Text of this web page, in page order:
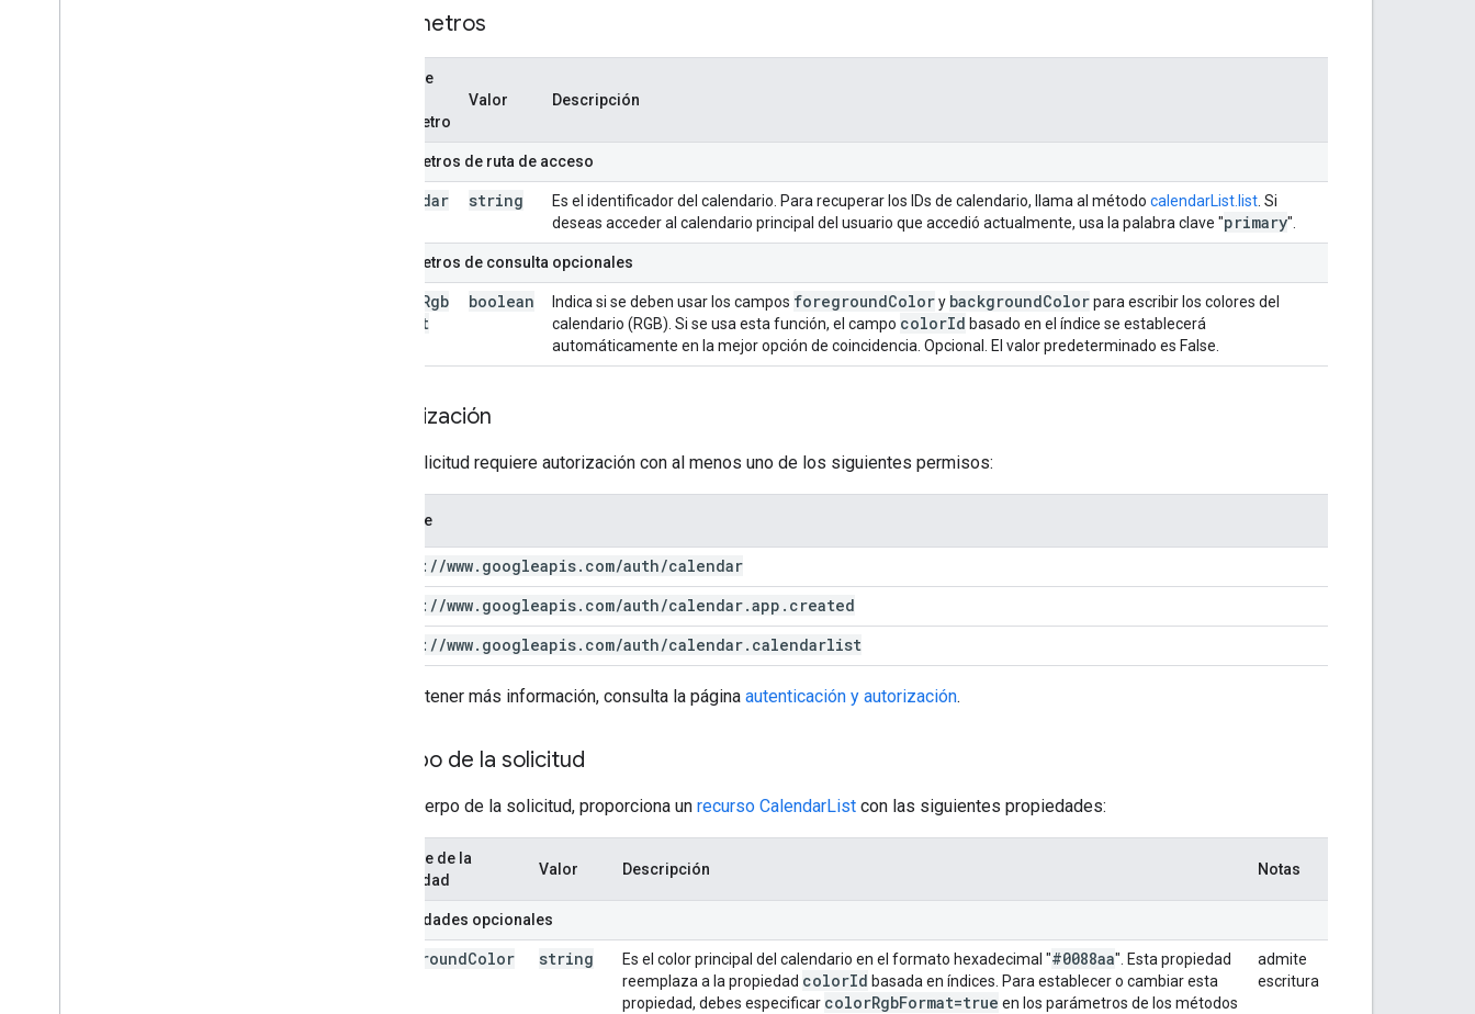
Parámetros
Nombre
parámetro
Valor Descripción
Parámetros de ruta de acceso
calendar
string Es el identificador del calendario. Para recuperar los IDs de calendario, llama al método calendarList.list . Si
deseas acceder al calendario principal del usuario que accedió actualmente, usa la palabra clave "primary".
Parámetros de consulta opcionales
Rgb
Format
boolean Indica si se deben usar los campos foregroundColory backgroundColorpara escribir los colores del
calendario (RGB). Si se usa esta función, el campo colorId basado en el índice se establecerá
automáticamente en la mejor opción de coincidencia. Opcional. El valor predeterminado es False.
Autorización
Esta solicitud requiere autorización con al menos uno de los siguientes permisos:
Alcance
https: //www. googleapis. com/auth/calendar
https: //www. googleapis. com/auth/calendar.app . created
https: //www. googleapis. com/auth/calendar. calendarlist
Para obtener más información, consulta la página autenticación y autorización.
Cuerpo de la solicitud
En el cuerpo de la solicitud, proporciona un recurso CalendarList con las siguientes propiedades:
Nombre de la
propiedad
Valor Descripción Notas
Propiedades opcionales
backgroundColor string Es el color principal del calendario en el formato hexadecimal "#0088aa". Esta propiedad
reemplaza a la propiedad colorId basada en índices. Para establecer o cambiar esta
propiedad, debes especificar colorRgbFormat=true en los parámetros de los métodos
admite
escritura